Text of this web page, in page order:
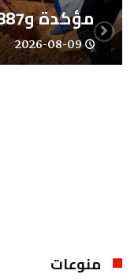
مؤكدة و1887 حالة وفاة
2026-08-09
منوعات